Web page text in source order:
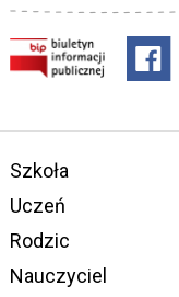
Szkoła
Uczeń
Rodzic
Nauczyciel